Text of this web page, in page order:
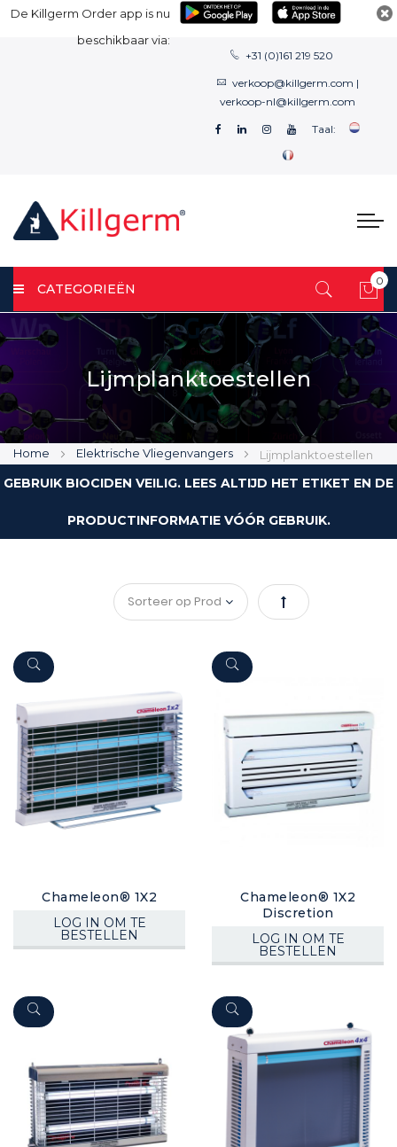
De Killgerm Order app is nu
beschikbaar via:
+31 (0)161 219 520
verkoop@killgerm.com |
verkoop-nl@killgerm.com
Taal:
CATEGORIEËN
0
Lijmplanktoestellen
Home Elektrische Vliegenvangers Lijmplanktoestellen
GEBRUIK BIOCIDEN VEILIG. LEES ALTIJD HET ETIKET EN DE
PRODUCTINFORMATIE VÓÓR GEBRUIK.
Van
sorteren
Chameleon® 1X2
LOG IN OM TE
BESTELLEN
Chameleon® 1X2
Discretion
LOG IN OM TE
BESTELLEN